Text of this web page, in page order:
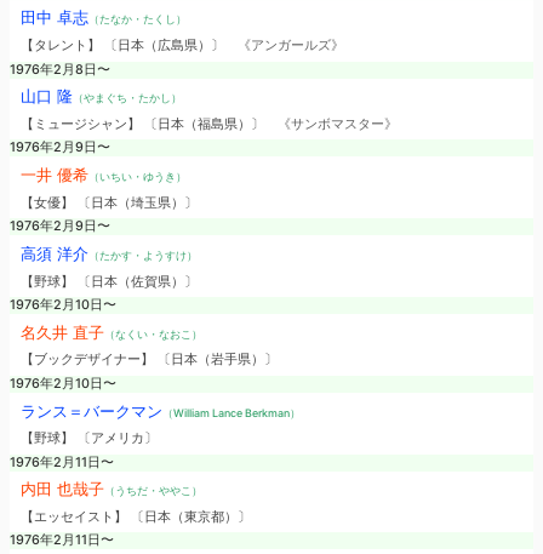
田中 卓志（たなか・たくし）
【タレント】 〔日本（広島県）〕
《アンガールズ》
1976年2月8日〜
山口 隆（やまぐち・たかし）
【ミュージシャン】 〔日本（福島県）〕
《サンボマスター》
1976年2月9日〜
一井 優希（いちい・ゆうき）
【女優】 〔日本（埼玉県）〕
1976年2月9日〜
高須 洋介（たかす・ようすけ）
【野球】 〔日本（佐賀県）〕
1976年2月10日〜
名久井 直子（なくい・なおこ）
【ブックデザイナー】 〔日本（岩手県）〕
1976年2月10日〜
ランス＝バークマン （William Lance Berkman）
【野球】 〔アメリカ〕
1976年2月11日〜
内田 也哉子（うちだ・ややこ）
【エッセイスト】 〔日本（東京都）〕
1976年2月11日〜